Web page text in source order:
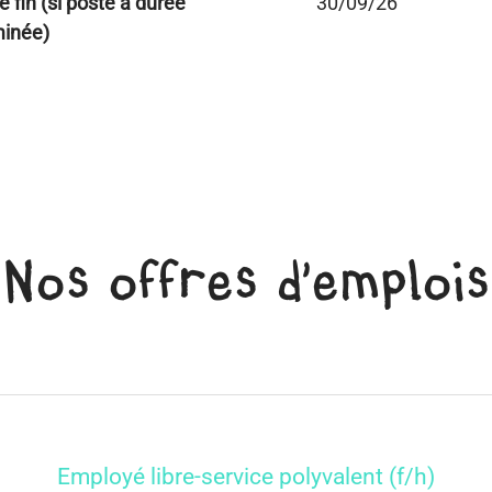
Nos offres d'emplois
Employé libre-service polyvalent (f/h)